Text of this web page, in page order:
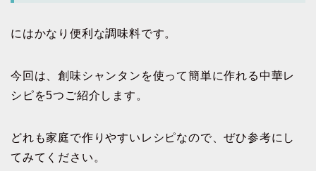
にはかなり便利な調味料です。
今回は、創味シャンタンを使って簡単に作れる中華レ
シピを5つご紹介します。
どれも家庭で作りやすいレシピなので、ぜひ参考にし
てみてください。